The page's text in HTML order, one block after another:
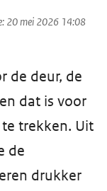
20 mei 2026 14:08
de deur, de
dat is voor
trekken. Uit
de
drukker